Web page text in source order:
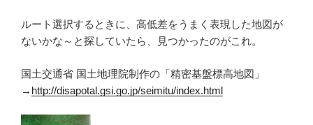
ルート選択するときに、高低差をうまく表現した地図が
ないかな～と探していたら、見つかったのがこれ。
国土交通省 国土地理院制作の「精密基盤標高地図」
→ http://disapotal.gsi.go.jp/seimitu/index.html